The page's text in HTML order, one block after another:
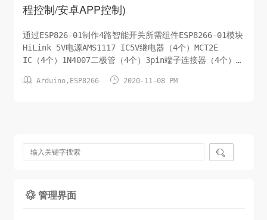
程控制/安卓APP控制)
通过ESP826-01制作4路智能开关所需组件ESP8266-01模块
HiLink 5V电源AMS1117 IC5V继电器（4个）MCT2E
IC（4个）1N4007二极管（4个）3pin端子连接器（4个）
原理图Code源码此处省略/待分享PCB设计图及分享下载对于
 Arduino, ESP8266  2020-11-08 PM

 管理界面